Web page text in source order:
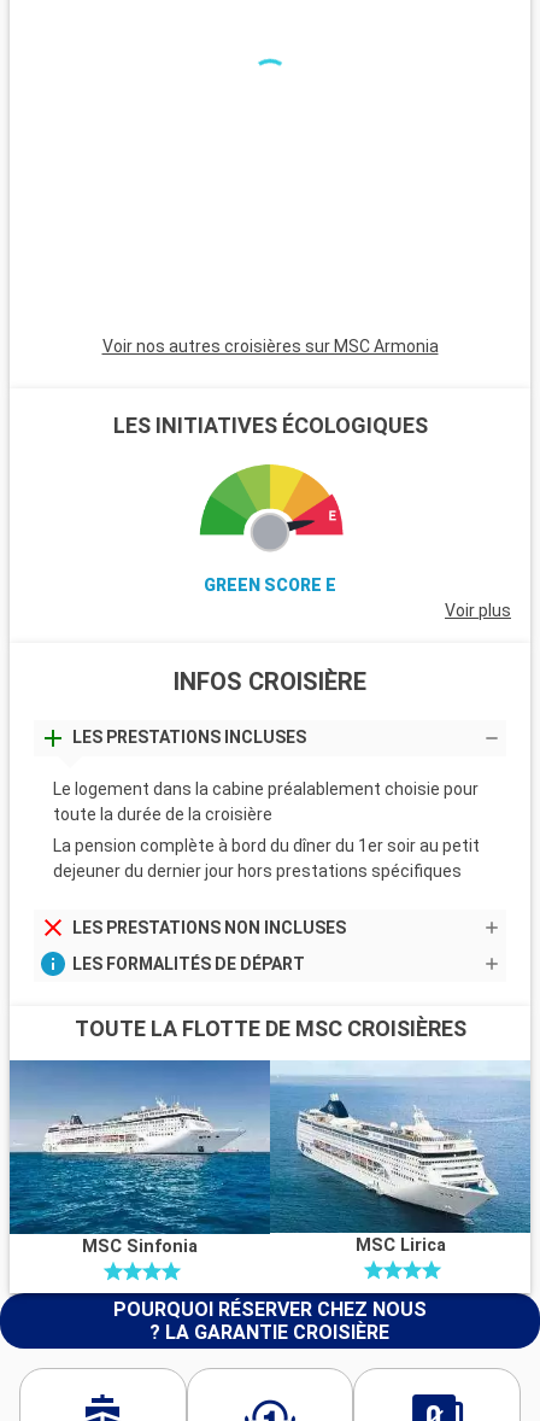
Voir nos autres croisières sur MSC Armonia
LES INITIATIVES ÉCOLOGIQUES
GREEN SCORE E
Voir plus
INFOS CROISIÈRE
LES PRESTATIONS INCLUSES
Le logement dans la cabine préalablement choisie pour
toute la durée de la croisière
La pension complète à bord du dîner du 1er soir au petit
dejeuner du dernier jour hors prestations spécifiques
LES PRESTATIONS NON INCLUSES
LES FORMALITÉS DE DÉPART
TOUTE LA FLOTTE DE MSC CROISIÈRES
MSC Sinfonia MSC Lirica
POURQUOI RÉSERVER CHEZ NOUS
? LA GARANTIE CROISIÈRE